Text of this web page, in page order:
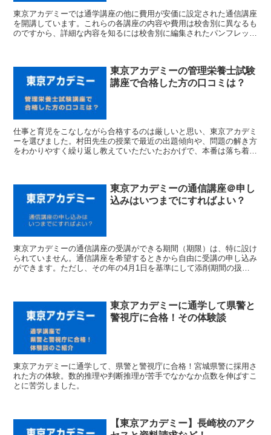
東京アカデミーでは通学講座の他に費用が安価に設定された通信講座
を開講しています。これらの各講座の内容や費用は校舎別に異なるも
のですから、詳細な内容を知るには校舎別に編集されたパンフレット
東京アカデミーの管理栄養士試験
講座で合格した方の口コミは？
仕事と育児をこなしながら合格するのは厳しいと思い、東京アカデミ
ーを選びました。村田先生の授業で最近の出題傾向や、問題の解き方
をわかりやすく繰り返し教えていただいたおかげで、本番は落ち着い
東京アカデミーの通信講座＠申し
込みはいつまでにすればよい？
東京アカデミーの通信講座の受講ができる期間（期限）は、特に設け
られていません。通信講座を希望するときから自由に受講の申し込み
ができます。ただし、その年の4月1日を基準にして添削期間の扱い
東京アカデミーに通学して県警と
警視庁に合格！その体験談
東京アカデミーに通学して、県警と警視庁に合格！宮城県警に採用さ
れた方の体験。数的推理や判断推理が苦手でなかなか点数を伸ばすこ
とに苦労しました。
【東京アカデミー】長崎校のアク